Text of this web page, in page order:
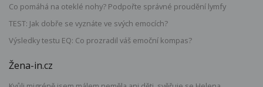
Co pomáhá na oteklé nohy? Podpořte správné proudění lymfy
TEST: Jak dobře se vyznáte ve svých emocích?
Výsledky testu EQ: Co prozradil váš emoční kompas?
Žena-in.cz